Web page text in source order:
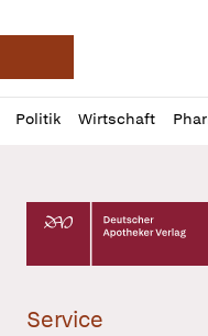
Deutsche
Politik Wirtschaft
Profil
öffnen
Daz
Pur
Deutscher Apotheker
Service